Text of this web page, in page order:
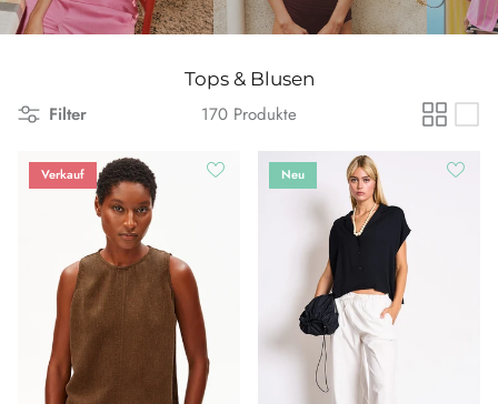
Tops & Blusen
Filter 170 Produkte
Verkauf Neu